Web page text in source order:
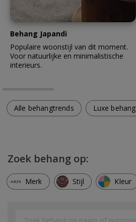
Behang Japandi
Populaire woonstijl van dit moment.
Voor natuurlijke en minimalistische
interieurs.
Alle behangtrends Luxe behang
Zoek behang op:
Merk Stijl Kleur